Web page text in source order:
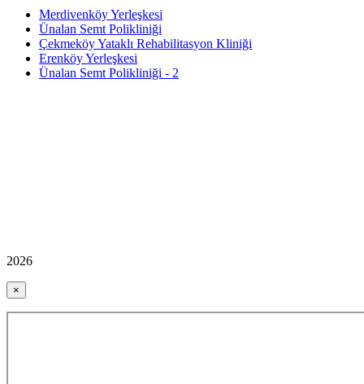
Merdivenköy Yerleşkesi
Ünalan Semt Polikliniği
Çekmeköy Yataklı Rehabilitasyon Kliniği
Erenköy Yerleşkesi
Ünalan Semt Polikliniği - 2
2026
×